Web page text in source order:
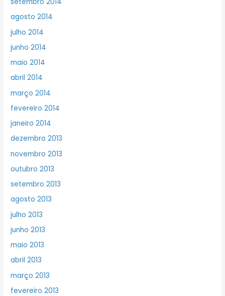
agosto 2014
julho 2014
junho 2014
maio 2014
abril 2014
março 2014
fevereiro 2014
janeiro 2014
dezembro 2013
novembro 2013
outubro 2013
setembro 2013
agosto 2013
julho 2013
junho 2013
maio 2013
abril 2013
março 2013
fevereiro 2013